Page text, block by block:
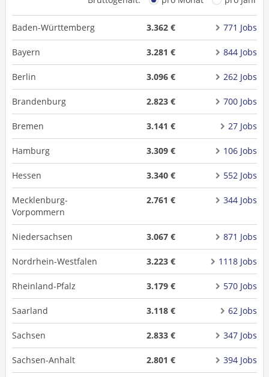
Baden-Württemberg 3.362 € 771 Jobs
Bayern 3.281 € 844 Jobs
Berlin 3.096 € 262 Jobs
Brandenburg 2.823 € 700 Jobs
Bremen 3.141 € 27 Jobs
Hamburg 3.309 € 106 Jobs
Hessen 3.340 € 552 Jobs
Mecklenburg-
Vorpommern
2.761 € 344 Jobs
Niedersachsen 3.067 € 871 Jobs
Nordrhein-Westfalen 3.223 € 1118 Jobs
Rheinland-Pfalz 3.179 € 570 Jobs
Saarland 3.118 € 62 Jobs
Sachsen 2.833 € 347 Jobs
Sachsen-Anhalt 2.801 € 394 Jobs